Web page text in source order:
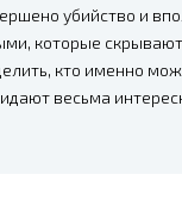
убийство и
которые
кто именно
весьма